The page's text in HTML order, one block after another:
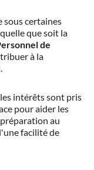
sous certaines
que soit la
de
à la
intérêts sont pris
pour aider les
au
facilité de